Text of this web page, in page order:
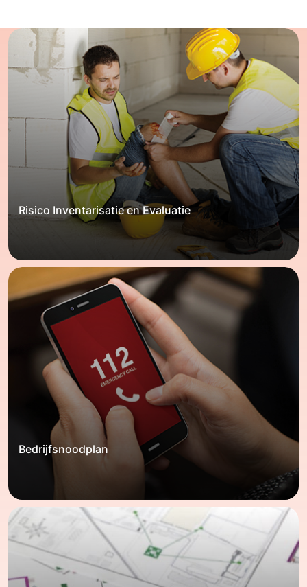
Risico Inventarisatie en Evaluatie
Bedrijfsnoodplan